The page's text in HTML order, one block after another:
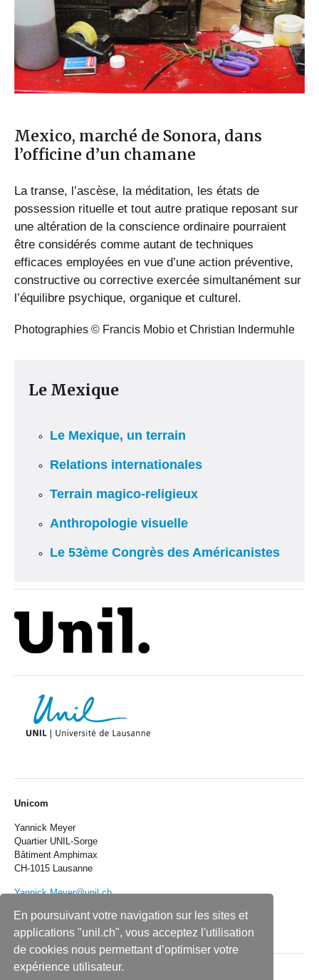
En poursuivant votre navigation sur les sites et
applications "unil.ch", vous acceptez l'utilisation
de cookies nous permettant d’optimiser votre
expérience utilisateur.
Mexico, marché de Sonora, dans
l’officine d’un chamane
La transe, l’ascèse, la méditation, les états de
possession rituelle et tout autre pratique reposant sur
une altération de la conscience ordinaire pourraient
être considérés comme autant de techniques
efficaces employées en vue d’une action préventive,
constructive ou corrective exercée simultanément sur
l’équilibre psychique, organique et culturel.
Photographies © Francis Mobio et Christian Indermuhle
Le Mexique
Le Mexique, un terrain
Relations internationales
Terrain magico-religieux
Anthropologie visuelle
Le 53ème Congrès des Américanistes
Unicom
Yannick Meyer
Quartier UNIL-Sorge
Bâtiment Amphimax
CH-1015 Lausanne
Yannick.Meyer@unil.ch
Unimedia en bref